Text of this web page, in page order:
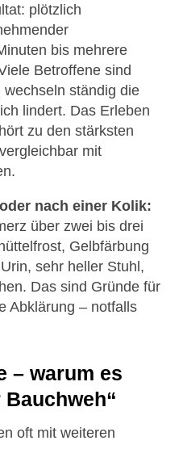
plötzlich
bis mehrere
Betroffene sind
ständig die
lindert. Das Erleben
zu den stärksten
mit
nach einer Kolik:
über zwei bis drei
Gelbfärbung
sehr heller Stuhl,
Das sind Gründe für
Abklärung – notfalls
– warum es
oft mit weiteren